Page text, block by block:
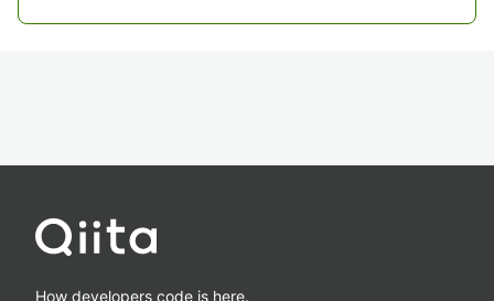
How developers code is here.